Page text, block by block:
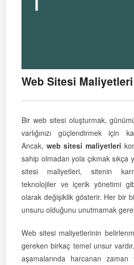
Web Sitesi Maliyetleri
Bir web sitesi oluşturmak,
varlığınızı güçlendirmek için
Ancak, web sitesi maliyetleri
sahip olmadan yola çıkmak sıkça
sitesi maliyetleri, sitenin
teknolojiler ve içerik yönetimi
olarak değişiklik gösterir. Her bir
unsuru olduğunu unutmamak
Web sitesi maliyetlerinin
gereken birkaç temel unsur
aşamalarında harcanan